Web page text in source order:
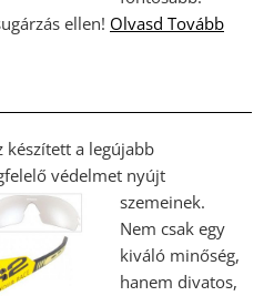
ellen! Olvasd Tovább
a legújabb
védelmet nyújt
szemeinek.
Nem csak egy
kiváló minőség,
hanem divatos,